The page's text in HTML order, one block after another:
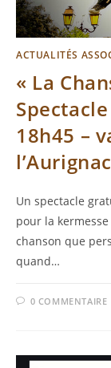
ACTUALITÉS
« La
18h45 –
Un spectacle
pour la
chanson que
quand…
0 COMMENTAIRE